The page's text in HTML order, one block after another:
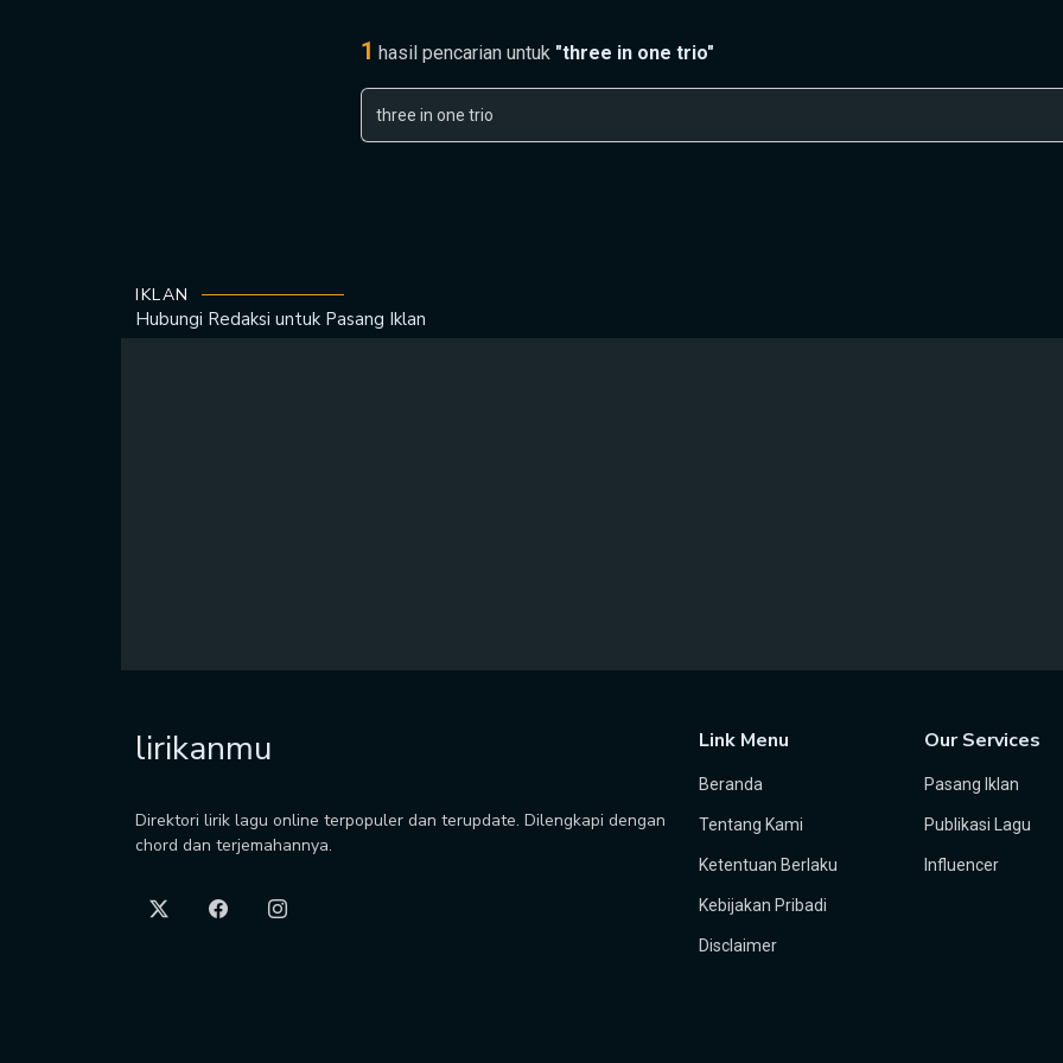
1 hasil pencarian untuk "three in one trio"
IKLAN
Hubungi Redaksi untuk Pasang Iklan
lirikanmu
Direktori lirik lagu online terpopuler dan terupdate. Dilengkapi dengan
chord dan terjemahannya.
Link Menu
Beranda
Tentang Kami
Ketentuan Berlaku
Kebijakan Pribadi
Disclaimer
Our Services
Pasang Iklan
Publikasi Lagu
Influencer